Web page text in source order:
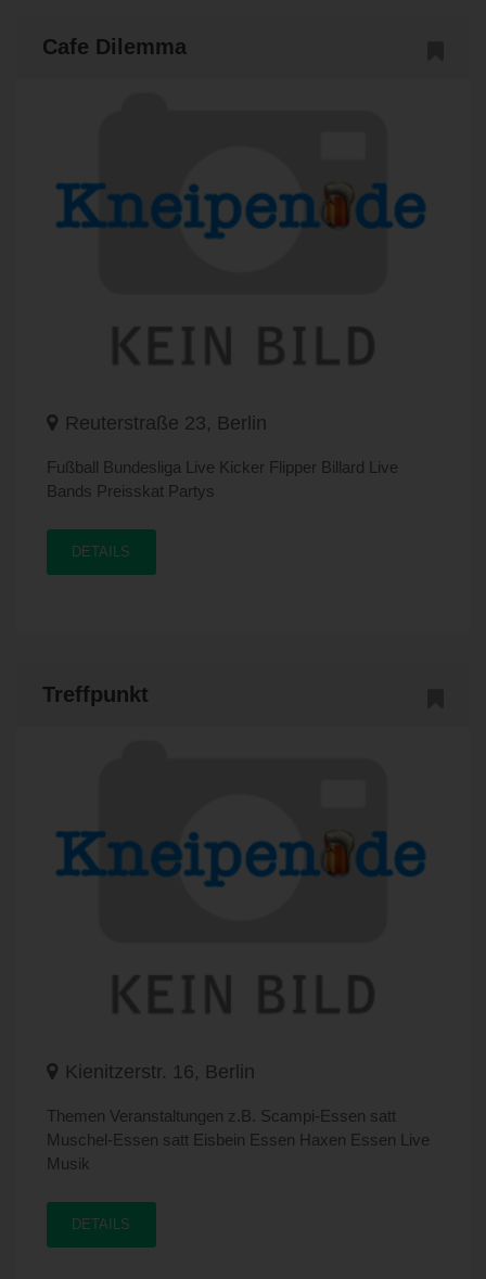
Cafe Dilemma
Reuterstraße 23, Berlin
Fußball Bundesliga Live Kicker Flipper Billard Live
Bands Preisskat Partys
DETAILS
Treffpunkt
Kienitzerstr. 16, Berlin
Themen Veranstaltungen z.B. Scampi-Essen satt
Muschel-Essen satt Eisbein Essen Haxen Essen Live
Musik
DETAILS